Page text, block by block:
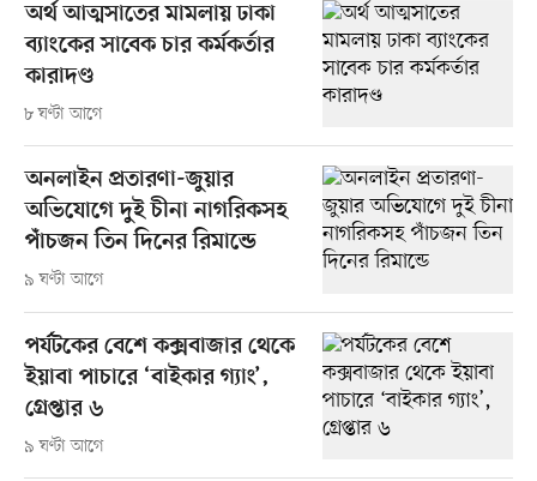
অর্থ আত্মসাতের মামলায় ঢাকা
ব্যাংকের সাবেক চার কর্মকর্তার
কারাদণ্ড
৮ ঘণ্টা আগে
অনলাইন প্রতারণা-জুয়ার
অভিযোগে দুই চীনা নাগরিকসহ
পাঁচজন তিন দিনের রিমান্ডে
৯ ঘণ্টা আগে
পর্যটকের বেশে কক্সবাজার থেকে
ইয়াবা পাচারে ‘বাইকার গ্যাং’,
গ্রেপ্তার ৬
৯ ঘণ্টা আগে